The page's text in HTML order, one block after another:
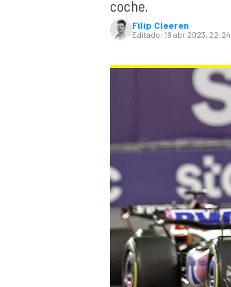
coche.
Filip Cleeren
Editado: 19 abr 2023, 22:24